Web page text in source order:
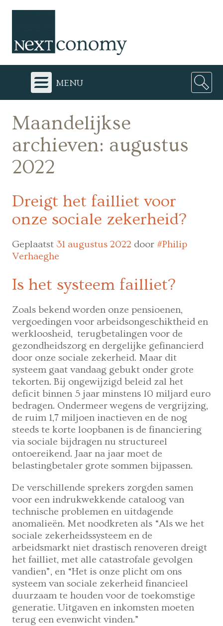
menu
Maandelijkse
archieven: augustus
2022
Dreigt het failliet voor
onze sociale zekerheid?
Geplaatst 31 augustus 2022 door #Philip
Verhaeghe
Is het systeem failliet?
Zoals bekend worden onze pensioenen,
vergoedingen voor arbeidsongeschiktheid en
werkloosheid, terugbetalingen voor de
gezondheidszorg en dergelijke gefinancierd
door onze sociale zekerheid. Maar dit
systeem gaat vandaag gebukt onder grote
tekorten. Bij ongewijzigd beleid zal het
deficit binnen 5 jaar minstens 10 miljard euro
bedragen. Ondermeer wegens de vergrijzing,
de ruim 1,7 miljoen inactieven en de nog
steeds te korte loopbanen is de financiering
via sociale bijdragen nu structureel
ontoereikend. Jaar na jaar moet de
belastingbetaler grote sommen bijpassen.
De verschillende sprekers zorgden samen
voor een indrukwekkende cataloog van
technische problemen en uitdagende
anomalieën. Met noodkreten als “Als we het
sociale zekerheidssysteem en de
arbeidsmarkt niet drastisch renoveren dreigt
het failliet, met alle catastrofale gevolgen
vandien”, en “Het is onze plicht om ons
systeem van sociale zekerheid financieel
duurzaam te houden voor de toekomstige
generatie. Uitgaven en inkomsten moeten
terug een evenwicht vinden.”